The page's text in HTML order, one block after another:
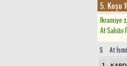
5. Koşu
Ikramiye:
At Sahibi
S At İsmi